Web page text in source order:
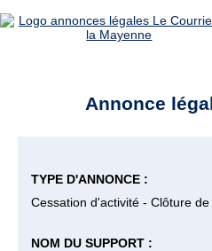
Annonce
TYPE D'ANNONCE :
Cessation d'activité - Clôture de
NOM DU SUPPORT :